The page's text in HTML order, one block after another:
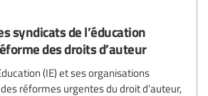
syndicats de l’éducation
des droits d’auteur
(IE) et ses organisations
réformes urgentes du droit d’auteur,